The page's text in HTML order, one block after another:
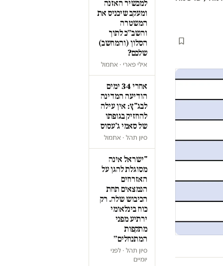
למכשיר האזנה
ומעקב שיכניס את
המשטרה
והשב״כ לתוך
הסלון (והמחשב)
שלכם?
אילי פארי · אתמול
אחרי 34 ימים
הודיעה המדינה
לבג"ץ: אין עילה
להחזיק בגופתו
של סאמי ג'עסוס
סיון תהל · אתמול
"ישראל אינה
מסוגלת להגן על
האזרחים
הנמצאים תחת
הכיבוש שלה. רק
כוח בינלאומי
ירתיע מפני
מתקפות
המתנחלים״
סיון תהל · לפני
יומיים